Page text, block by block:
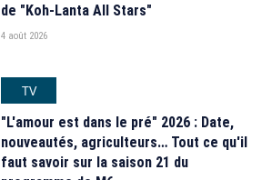
de "Koh-Lanta All Stars"
4 août 2026
TV
"L'amour est dans le pré" 2026 : Date,
nouveautés, agriculteurs… Tout ce qu'il
faut savoir sur la saison 21 du